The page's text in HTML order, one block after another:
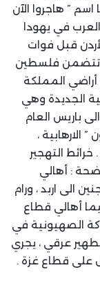
” هاجروا الآن
في يهودا
قبل فوات
تتضمن فلسطين
أراضي المملكة
الجديدة وهي
باريس العام
الارهابية ،
التهجير
: أهالي
الى اربد ، ورام
أهالي قطاع
الصهيونية في
عرقي ، يجري
على قطاع غزة .